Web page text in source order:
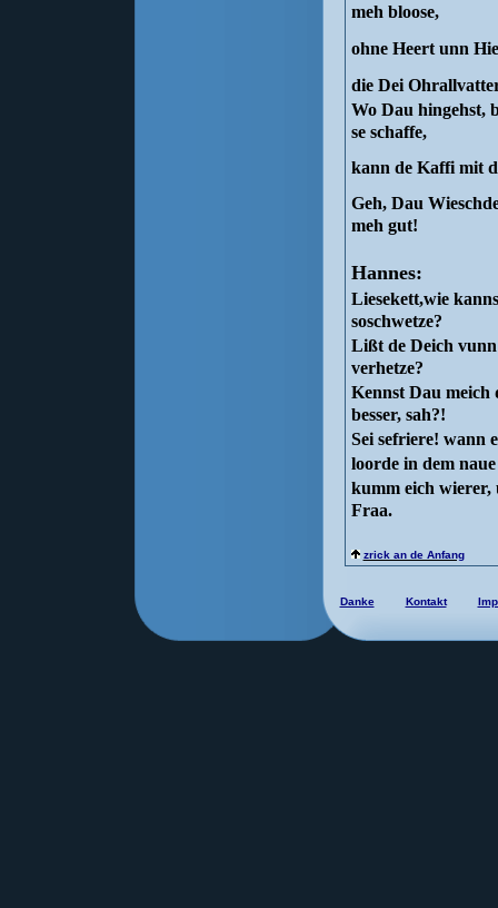
meh bloose,
ohne Heert unn
die Dei
Wo Dau hingehst,
se schaffe,
kann de Kaffi mit
Geh, Dau
meh gut!
Hannes:
Liesekett,wie
soschwetze?
Lißt de Deich
verhetze?
Kennst Dau meich
besser, sah?!
Sei sefriere! wann
loorde in dem
kumm eich wierer,
Fraa.
zrick an de Anfang
Danke Kontakt